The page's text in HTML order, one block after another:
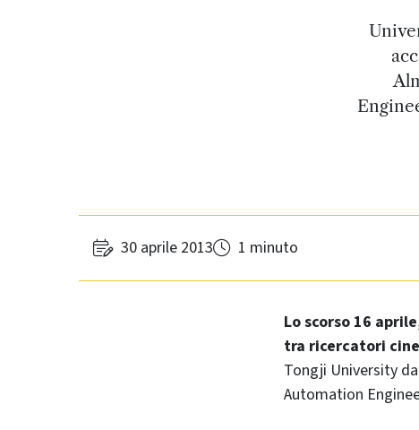
30 aprile 2013 1 minuto
Lo scorso 16
tra ricercatori
Tongji University
Automation